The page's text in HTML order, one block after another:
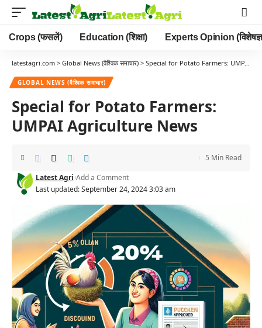
Crops (फसलें) Education (शिक्षा) Experts Opinion (विशेषज्ञ
latestagri.com > Global News (वैश्विक समाचार) > Special for Potato Farmers: UMPAI Agriculture News
GLOBAL NEWS (वैश्विक समाचार)
Special for Potato Farmers:
UMPAI Agriculture News
Last updated: September 24, 2024 3:03 am
Latest Agri Add a Comment
5 Min Read